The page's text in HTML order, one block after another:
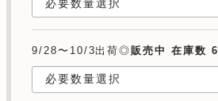
9/28〜10/3出荷◎販売中 在庫数 6